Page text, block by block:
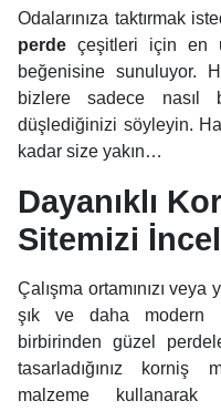
Odalarınıza taktırmak
perde çeşitleri için en
beğenisine sunuluyor.
bizlere sadece nasıl
düşlediğinizi söyleyin.
kadar size yakın…
Dayanıklı
Sitemizi
Çalışma ortamınızı veya
şık ve daha modern
birbirinden güzel
tasarladığınız
malzeme